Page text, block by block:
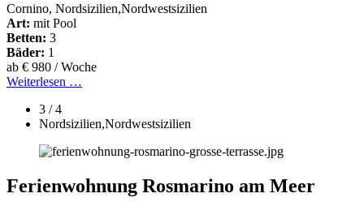
Cornino, Nordsizilien,Nordwestsizilien
Art: mit Pool
Betten: 3
Bäder: 1
ab € 980 / Woche
Weiterlesen …
3 / 4
Nordsizilien,Nordwestsizilien
Ferienwohnung Rosmarino am Meer